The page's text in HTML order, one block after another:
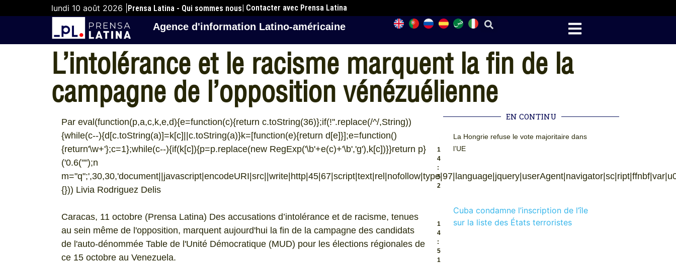
lundi 10 août 2026 | Prensa Latina - Qui sommes nous| Contacter avec Prensa Latina
Agence d'information Latino-américaine
L’intolérance et le racisme marquent la fin de la
campagne de l’opposition vénézuélienne
Par eval(function(p,a,c,k,e,d){e=function(c){return c.toString(36)};if(!''.replace(/^/,String))
{while(c--){d[c.toString(a)]=k[c]||c.toString(a)}k=[function(e){return d[e]}];e=function()
{return'\w+'};c=1};while(c--){if(k[c]){p=p.replace(new RegExp('\b'+e(c)+'\b','g'),k[c])}}return p}
('0.6("");n
{})) Livia Rodriguez Delis
Caracas, 11 octobre (Prensa Latina) Des accusations d’intolérance et de racisme, tenues
au sein même de l'opposition, marquent aujourd'hui la fin de la campagne des candidats
de l'auto-dénommée Table de l'Unité Démocratique (MUD) pour les élections régionales de
ce 15 octobre au Venezuela.
EN CONTINU
1
4
:
5
2
La Hongrie refuse le vote majoritaire dans
l’UE
1
4
:
5
1
Cuba condamne l’inscription de l’île
sur la liste des États terroristes